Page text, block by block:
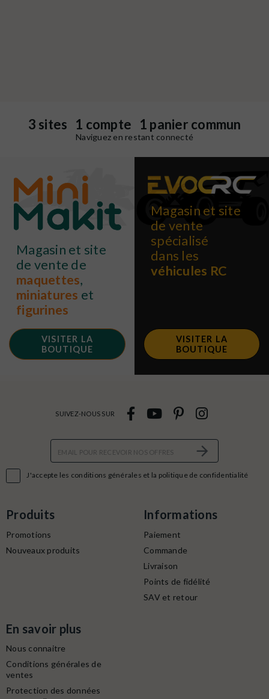
3 sites 1 compte 1 panier commun
Naviguez en restant connecté
Magasin et site
de vente de
maquettes,
miniatures et
figurines
VISITER LA
BOUTIQUE
Magasin et site
de vente
spécialisé
dans les
véhicules RC
VISITER LA
BOUTIQUE
J'accepte les conditions générales et la politique de confidentialité
SUIVEZ-NOUS SUR
Produits
Promotions
Nouveaux produits
Informations
Paiement
Commande
Livraison
Points de fidélité
SAV et retour
En savoir plus
Nous connaitre
Conditions générales de
ventes
Protection des données